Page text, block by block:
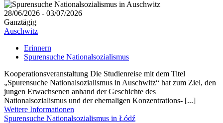
28/06/2026 - 03/07/2026
Ganztägig
Auschwitz
Erinnern
Spurensuche Nationalsozialismus
Kooperationsveranstaltung Die Studienreise mit dem Titel
„Spurensuche Nationalsozialismus in Auschwitz“ hat zum Ziel, den
jungen Erwachsenen anhand der Geschichte des
Nationalsozialismus und der ehemaligen Konzentrations- [...]
Weitere Informationen
Spurensuche Nationalsozialismus in Łódź